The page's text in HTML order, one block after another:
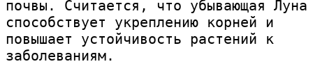
почвы. Считается, что убывающая Луна
способствует укреплению корней и
повышает устойчивость растений к
заболеваниям.